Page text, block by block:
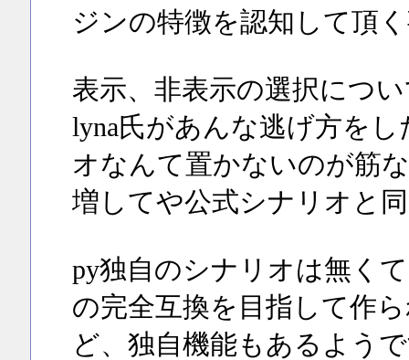
ジンの特徴を認知して頂
表示、非表示の選択につ
lyna氏があんな逃げ方を
オなんて置かないのが筋
増してや公式シナリオと
py独自のシナリオは無く
の完全互換を目指して作
ど、独自機能もあるよう